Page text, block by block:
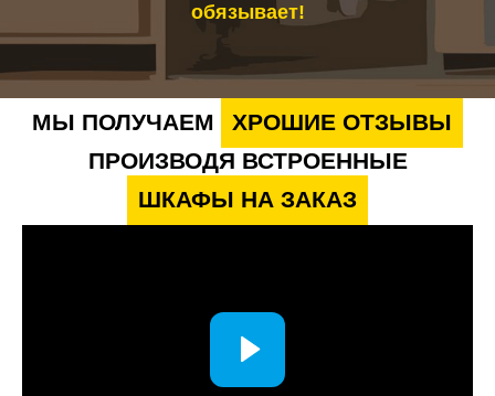
обязывает!
МЫ ПОЛУЧАЕМ
ХРОШИЕ ОТЗЫВЫ
ПРОИЗВОДЯ ВСТРОЕННЫЕ
ШКАФЫ НА ЗАКАЗ